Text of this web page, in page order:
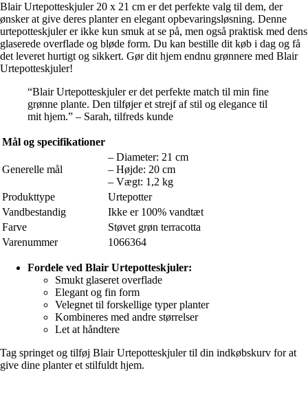
Blair Urtepotteskjuler 20 x 21 cm er det perfekte valg til dem, der
ønsker at give deres planter en elegant opbevaringsløsning. Denne
urtepotteskjuler er ikke kun smuk at se på, men også praktisk med dens
glaserede overflade og bløde form. Du kan bestille dit køb i dag og få
det leveret hurtigt og sikkert. Gør dit hjem endnu grønnere med Blair
Urtepotteskjuler!
“Blair Urtepotteskjuler er det perfekte match til min fine
grønne plante. Den tilføjer et strejf af stil og elegance til
mit hjem.” – Sarah, tilfreds kunde
Mål og specifikationer
Generelle mål
– Diameter: 21 cm
– Højde: 20 cm
– Vægt: 1,2 kg
Produkttype
Urtepotter
Vandbestandig
Ikke er 100% vandtæt
Farve
Støvet grøn terracotta
Varenummer
1066364
Fordele ved Blair Urtepotteskjuler:
Smukt glaseret overflade
Elegant og fin form
Velegnet til forskellige typer planter
Kombineres med andre størrelser
Let at håndtere
Tag springet og tilføj Blair Urtepotteskjuler til din indkøbskurv for at
give dine planter et stilfuldt hjem.